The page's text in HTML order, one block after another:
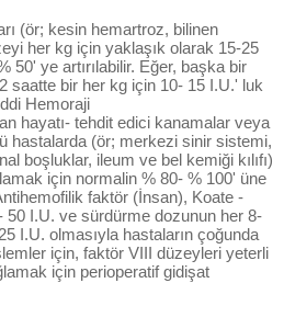
(ör; kesin hemartroz, bilinen
her kg için yaklaşık olarak 15-25
50' ye artırılabilir. Eğer, başka bir
saatte bir her kg için 10- 15 I.U.' luk
Hemoraji
hayatı- tehdit edici kanamalar veya
hastalarda (ör; merkezi sinir sistemi,
boşluklar, ileum ve bel kemiği kılıfı)
için normalin % 80- % 100' üne
faktör (İnsan), Koate -
50 I.U. ve sürdürme dozunun her 8-
I.U. olmasıyla hastaların çoğunda
için, faktör VIII düzeyleri yeterli
için perioperatif gidişat